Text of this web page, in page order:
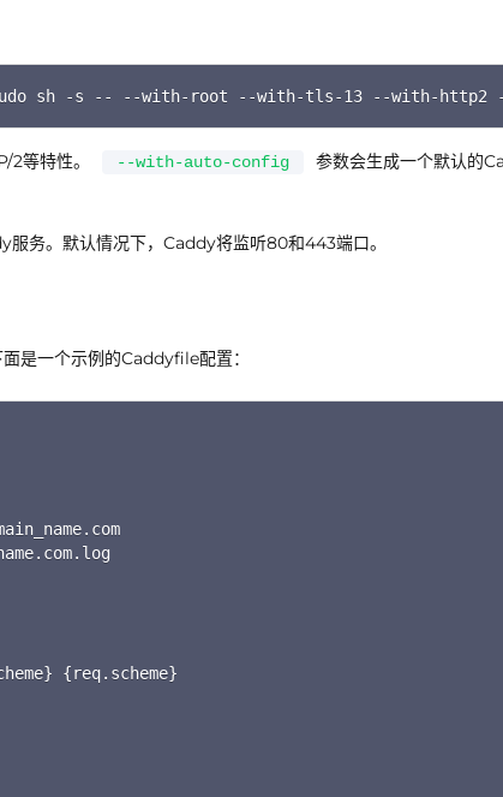
sh -s -- --with-root --with-tls-13 --with-http2 --
等特性。 --with-auto-config
参数会生成一个默认的
服务。默认情况下，Caddy将监听80和443端口。
是一个示例的Caddyfile配置：
{req.scheme}